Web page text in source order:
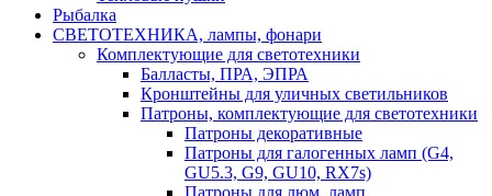
Рыбалка
СВЕТОТЕХНИКА, лампы, фонари
Комплектующие для светотехники
Балласты, ПРА, ЭПРА
Кронштейны для уличных светильников
Патроны, комплектующие для светотехники
Патроны декоративные
Патроны для галогенных ламп (G4,
GU5.3, G9, GU10, RX7s)